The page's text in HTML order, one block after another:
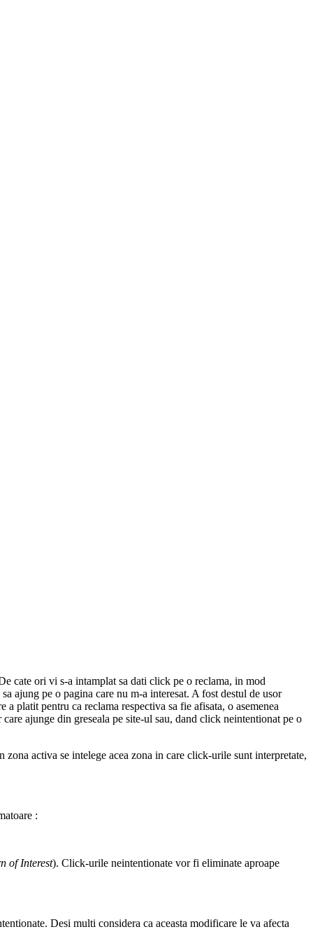
cate ori vi s-a intamplat sa dati click pe o reclama, in mod
ajung pe o pagina care nu m-a interesat. A fost destul de usor
platit pentru ca reclama respectiva sa fie afisata, o asemenea
ajunge din greseala pe site-ul sau, dand click neintentionat pe o
activa se intelege acea zona in care click-urile sunt interpretate,
:
of Interest). Click-urile neintentionate vor fi eliminate aproape
Desi multi considera ca aceasta modificare le va afecta